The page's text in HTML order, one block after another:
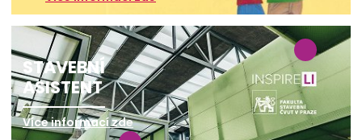
STAVEBNÍ
ASISTENT
Více informací zde